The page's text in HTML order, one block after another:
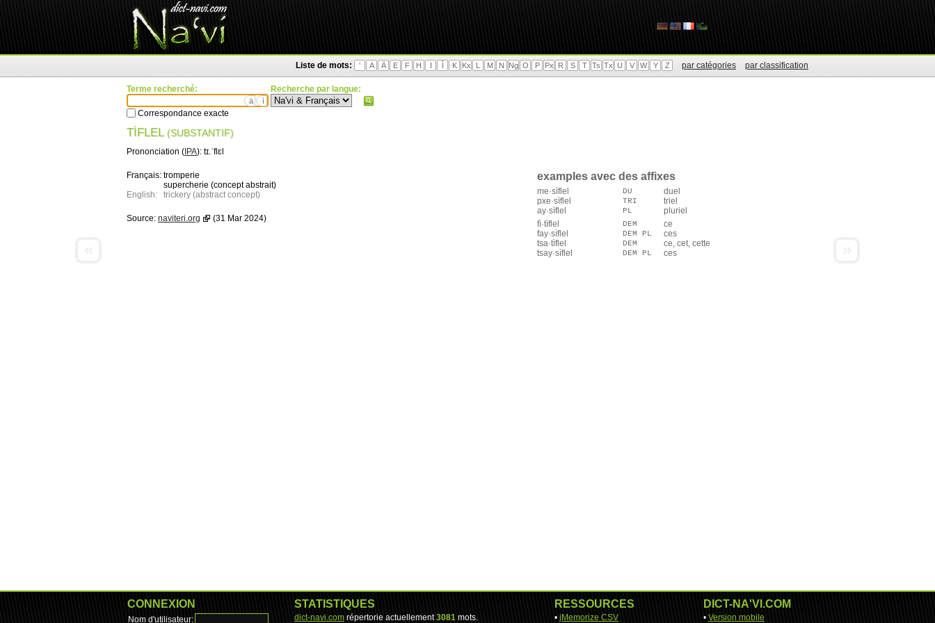
Liste de mots: ' A Ä E F H I Ì K Kx L M N Ng O P Px R S T Ts Tx U V W Y Z par catégories par classification
Terme recherché:
ä ì
Correspondance exacte
Recherche par langue:
TÌFLEL (SUBSTANTIF)
Prononciation ( IPA): tɪ.ˈflɛl
Français: tromperie
supercherie (concept abstrait)
English:
trickery (abstract concept)
Source: naviteri.org (31 Mar 2024)
examples avec des affixes
me·sìflel DU
duel
pxe·sìflel
TRI
triel
ay·sìflel
PL
pluriel
fì·tìflel
DEM
ce
fay·sìflel
DEM PL
ces
tsa·tìflel
DEM
ce, cet, cette
tsay·sìflel
DEM PL ces
CONNEXION
Nom d'utilisateur:
STATISTIQUES
dict-navi.com répertorie actuellement3081 mots.
RESSOURCES
• jMemorize CSV
DICT-NA'VI.COM
• Version mobile